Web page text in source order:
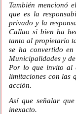
También mencionó
que es la
privado y la
Callao si bien ha
tanto al propietario
se ha convertido
Municipalidades y
Por lo que invito al
limitaciones con las
acción.
Así que señalar
inexacto.